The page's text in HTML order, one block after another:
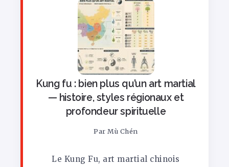
Kung fu : bien plus qu’un art martial
— histoire, styles régionaux et
profondeur spirituelle
Par Mù Chén
Le Kung Fu, art martial chinois